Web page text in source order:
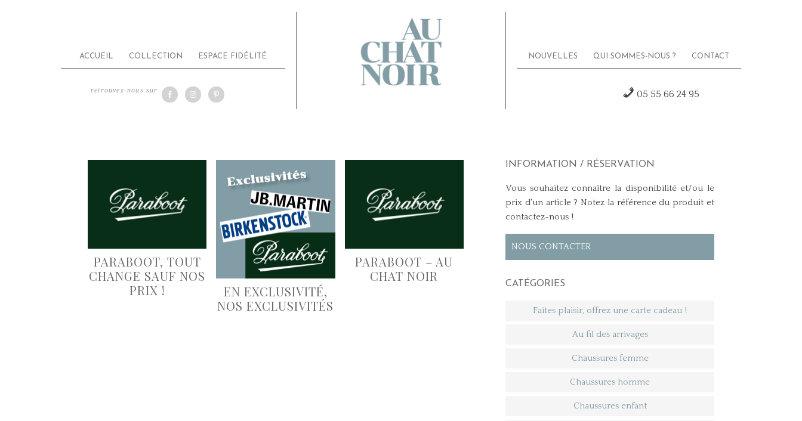
ACCUEIL COLLECTION ESPACE FIDÉLITÉ NOUVELLES QUI SOMMES-NOUS ? CONTACT
retrouvez-nous sur 05 55 66 24 95
PARABOOT, TOUT
CHANGE SAUF NOS
PRIX !
EN EXCLUSIVITÉ,
NOS EXCLUSIVITÉS
PARABOOT – AU
CHAT NOIR
INFORMATION / RÉSERVATION
Vous souhaitez connaître la disponibilité et/ou le
prix d'un article ? Notez la référence du produit et
contactez-nous !
NOUS CONTACTER
CATÉGORIES
Faites plaisir, offrez une carte cadeau !
Au fil des arrivages
Chaussures femme
Chaussures homme
Chaussures enfant